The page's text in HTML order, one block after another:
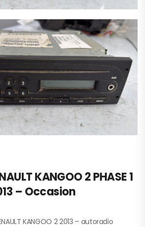
KANGOO 2 PHASE 1
– Occasion
KANGOO 2 2013 – autoradio